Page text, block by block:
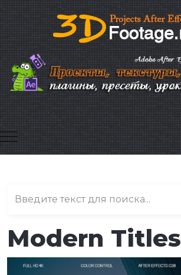
Mobile Menu Toggle
Modern Titles